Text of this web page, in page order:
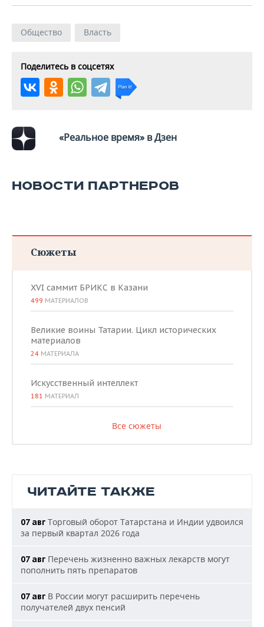
Общество Власть
Поделитесь в соцсетях
«Реальное время» в Дзен
НОВОСТИ ПАРТНЕРОВ
Сюжеты
XVI саммит БРИКС в Казани
499 МАТЕРИАЛОВ
Великие воины Татарии. Цикл исторических
материалов
24 МАТЕРИАЛА
Искусственный интеллект
181 МАТЕРИАЛ
Все сюжеты
ЧИТАЙТЕ ТАКЖЕ
07 авг Торговый оборот Татарстана и Индии удвоился
за первый квартал 2026 года
07 авг Перечень жизненно важных лекарств могут
пополнить пять препаратов
07 авг В России могут расширить перечень
получателей двух пенсий